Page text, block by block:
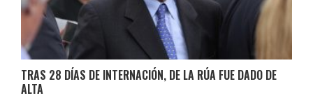
TRAS 28 DÍAS DE INTERNACIÓN, DE LA RÚA FUE DADO DE
ALTA